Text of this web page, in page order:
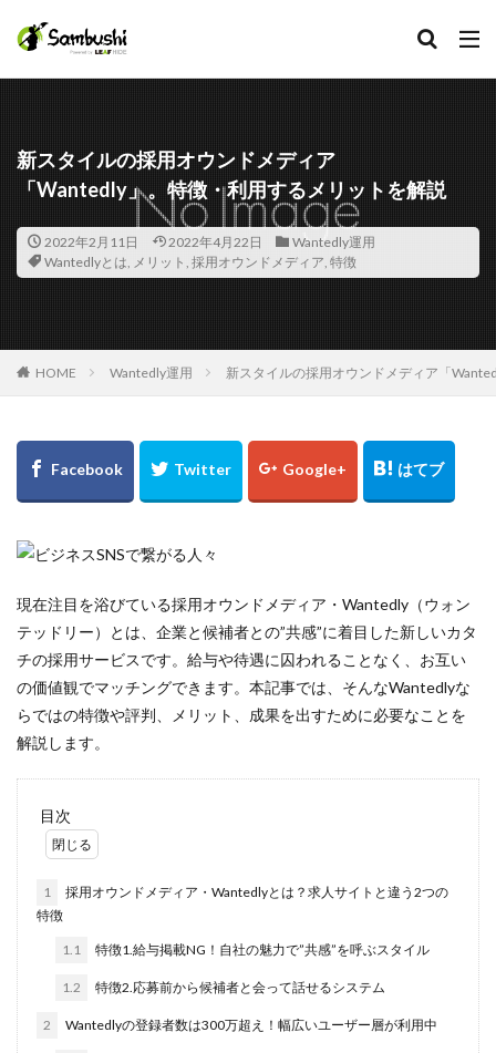
新スタイルの採用オウンドメディア
「Wantedly」。特徴・利用するメリットを解説
2022年2月11日 2022年4月22日
Wantedly運用
Wantedlyとは, メリット , 採用オウンドメディア, 特徴
HOME Wantedly運用 新スタイルの採用オウンドメディア「
現在注目を浴びている採用オウンドメディア・Wantedly（ウォン
テッドリー）とは、企業と候補者との”共感”に着目した新しいカタ
チの採用サービスです。給与や待遇に囚われることなく、お互い
の価値観でマッチングできます。本記事では、そんなWantedlyな
らではの特徴や評判、メリット、成果を出すために必要なことを
解説します。
目次
1
採用オウンドメディア・Wantedlyとは？求人サイトと違う2つの
特徴
1.1 特徴1.給与掲載NG！自社の魅力で”共感”を呼ぶスタイル
1.2 特徴2.応募前から候補者と会って話せるシステム
2 Wantedlyの登録者数は300万超え！幅広いユーザー層が利用中
カテゴリー
タグ
Facebook
在宅手当
採用代行
採用プロセス
採用オウンドメディア
採用
外注
募集
採用活動
候補者
個人アカウント
例
介護
人手不足
文字数
ライター